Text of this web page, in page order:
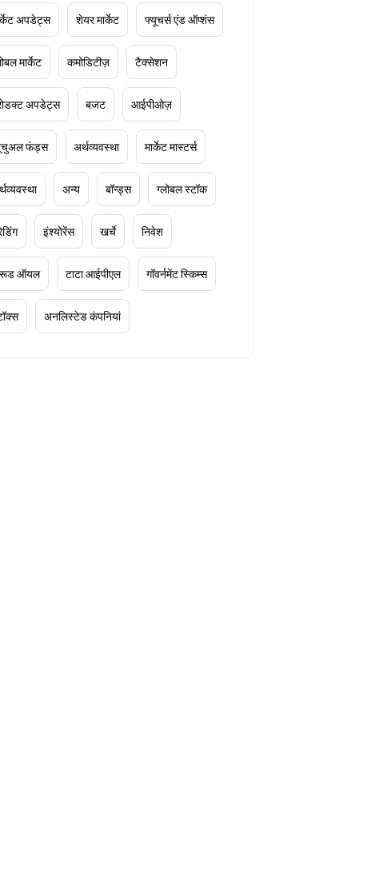
अपडेट्स शेयर मार्केट फ्यूचर्स एंड ऑप्शंस
मार्केट कमोडिटीज़ टैक्सेशन
अपडेट्स बजट आईपीओज़
फंड्स अर्थव्यवस्था मार्केट मास्टर्स
अन्य बॉन्ड्स ग्लोबल स्टॉक
इंश्योरेंस खर्चे निवेश
ऑयल टाटा आईपीएल गॉवर्नमेंट स्किम्स
अनलिस्टेड कंपनियां